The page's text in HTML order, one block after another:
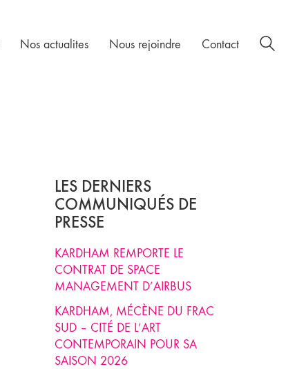
Nos actualites Nous rejoindre Contact
LES DERNIERS
COMMUNIQUÉS DE
PRESSE
KARDHAM REMPORTE LE
CONTRAT DE SPACE
MANAGEMENT D’AIRBUS
KARDHAM, MÉCÈNE DU FRAC
SUD – CITÉ DE L’ART
CONTEMPORAIN POUR SA
SAISON 2026